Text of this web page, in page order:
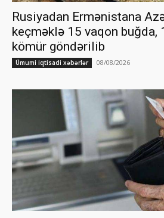
Rusiyadan Ermənistana
keçməklə 15 vaqon buğda,
kömür göndərilib
Ümumi iqtisadi xəbərlər 08/08/2026